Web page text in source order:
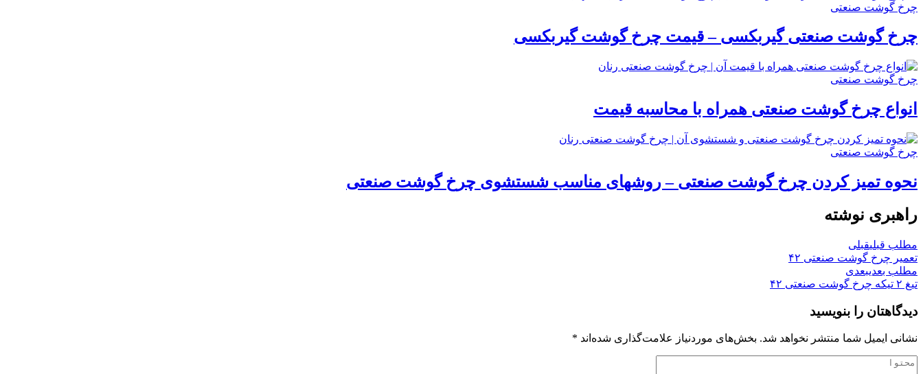
چرخ گوشت صنعتی
چرخ گوشت صنعتی گیربکسی – قیمت چرخ گوشت گیربکسی
چرخ گوشت صنعتی
انواع چرخ گوشت صنعتی همراه با محاسبه قیمت
چرخ گوشت صنعتی
نحوه تمیز کردن چرخ گوشت صنعتی – روشهای مناسب شستشوی چرخ گوشت صنعتی
راهبری نوشته
مطلب قبلیقبلی
تعمیر چرخ گوشت صنعتی ۴۲
مطلب بعدیبعدی
تیغ ۲ تیکه چرخ گوشت صنعتی ۴۲
دیدگاهتان را بنویسید
نشانی ایمیل شما منتشر نخواهد شد. بخش‌های موردنیاز علامت‌گذاری شده‌اند *